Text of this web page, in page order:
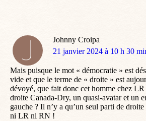
Johnny Croipa
dit
21 janvier 2024 à 10 h 30
Mais puisque le mot « démocratie » est
vide et que le terme de « droite » est
dévoyé, que fait donc cet homme chez LR
droite Canada-Dry, un quasi-avatar et un
gauche ? Il n’y a qu’un seul parti de droite
ni LR ni RN !